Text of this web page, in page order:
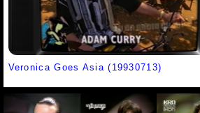
Veronica Goes Asia (19930713)